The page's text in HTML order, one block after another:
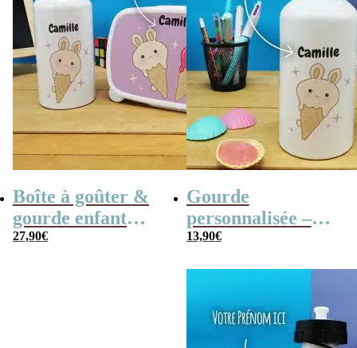
Boîte à goûter &
gourde enfant
personnalisées
27,90€
Gourde
personnalisée –
Glaces Kawaii –
13,90€